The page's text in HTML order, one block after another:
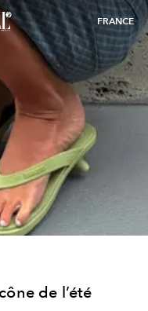
FRANCE
de l’été